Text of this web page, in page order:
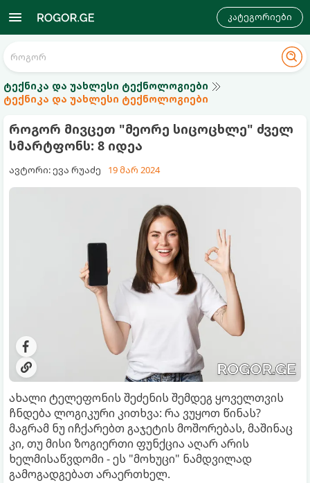
კატეგორიები
ტექნიკა და უახლესი ტექნოლოგიები
ტექნიკა და უახლესი ტექნოლოგიები
როგორ მივცეთ "მეორე სიცოცხლე" ძველ
სმარტფონს: 8 იდეა
ავტორი: ევა რუაძე 19 მარ 2024
ახალი ტელეფონის შეძენის შემდეგ ყოველთვის
ჩნდება ლოგიკური კითხვა: რა ვუყოთ წინას?
მაგრამ ნუ იჩქარებთ გაჯეტის მოშორებას, მაშინაც
კი, თუ მისი ზოგიერთი ფუნქცია აღარ არის
ხელმისაწვდომი - ეს "მოხუცი" ნამდვილად
გამოგადგებათ არაერთხელ.